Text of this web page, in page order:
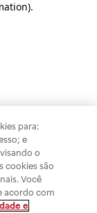
.
para:
e
o
cookies são
Você
acordo com
e